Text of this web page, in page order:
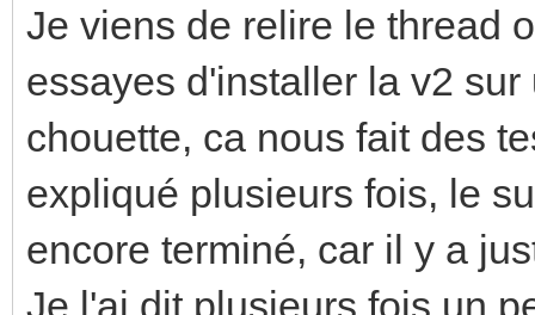
Je viens de relire le thread
essayes d'installer la v2
chouette, ca nous fait des
expliqué plusieurs fois, le
encore terminé, car il y a
Je l'ai dit plusieurs fois un